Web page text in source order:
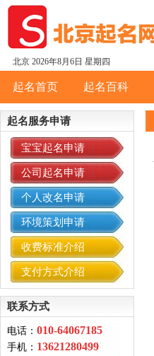
北京 2026年8月6日 星期四
起名首页 起名百科
起名服务申请
宝宝起名申请
公司起名申请
个人改名申请
环境策划申请
收费标准介绍
支付方式介绍
联系方式
电话： 010-64067185
手机： 13621280499